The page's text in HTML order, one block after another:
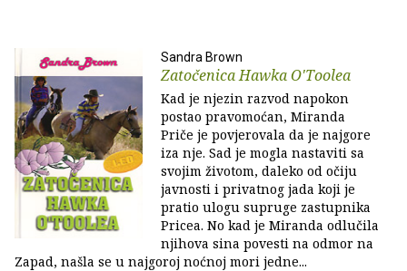
Sandra Brown
Zatočenica Hawka O'Toolea
Kad je njezin razvod napokon
postao pravomoćan, Miranda
Priče je povjerovala da je najgore
iza nje. Sad je mogla nastaviti sa
svojim životom, daleko od očiju
javnosti i privatnog jada koji je
pratio ulogu supruge zastupnika
Pricea. No kad je Miranda odlučila
njihova sina povesti na odmor na
Zapad, našla se u najgoroj noćnoj mori jedne...